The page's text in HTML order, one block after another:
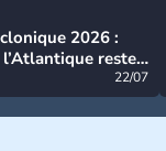
2026 :
reste
22/07